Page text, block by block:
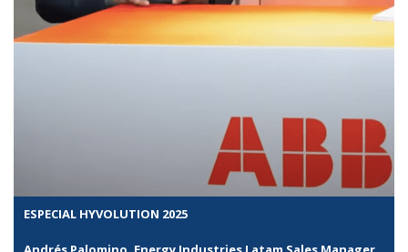
ESPECIAL HYVOLUTION 2025